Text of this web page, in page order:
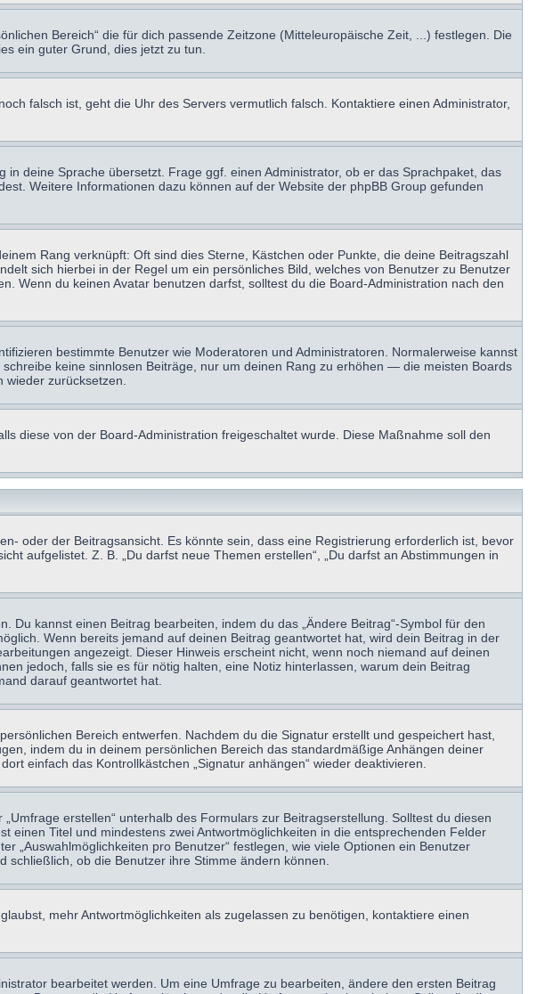
Bereich“ die für dich passende Zeitzone (Mitteleuropäische Zeit, ...) festlegen. Die
ein guter Grund, dies jetzt zu tun.
falsch ist, geht die Uhr des Servers vermutlich falsch. Kontaktiere einen Administrator,
deine Sprache übersetzt. Frage ggf. einen Administrator, ob er das Sprachpaket, das
Weitere Informationen dazu können auf der Website der phpBB Group gefunden
Rang verknüpft: Oft sind dies Sterne, Kästchen oder Punkte, die deine Beitragszahl
sich hierbei in der Regel um ein persönliches Bild, welches von Benutzer zu Benutzer
Wenn du keinen Avatar benutzen darfst, solltest du die Board-Administration nach den
bestimmte Benutzer wie Moderatoren und Administratoren. Normalerweise kannst
keine sinnlosen Beiträge, nur um deinen Rang zu erhöhen — die meisten Boards
zurücksetzen.
diese von der Board-Administration freigeschaltet wurde. Diese Maßnahme soll den
oder der Beitragsansicht. Es könnte sein, dass eine Registrierung erforderlich ist, bevor
aufgelistet. Z. B. „Du darfst neue Themen erstellen“, „Du darfst an Abstimmungen in
kannst einen Beitrag bearbeiten, indem du das „Ändere Beitrag“-Symbol für den
Wenn bereits jemand auf deinen Beitrag geantwortet hat, wird dein Beitrag in der
angezeigt. Dieser Hinweis erscheint nicht, wenn noch niemand auf deinen
jedoch, falls sie es für nötig halten, eine Notiz hinterlassen, warum dein Beitrag
darauf geantwortet hat.
Bereich entwerfen. Nachdem du die Signatur erstellt und gespeichert hast,
indem du in deinem persönlichen Bereich das standardmäßige Anhängen deiner
einfach das Kontrollkästchen „Signatur anhängen“ wieder deaktivieren.
erstellen“ unterhalb des Formulars zur Beitragserstellung. Solltest du diesen
einen Titel und mindestens zwei Antwortmöglichkeiten in die entsprechenden Felder
„Auswahlmöglichkeiten pro Benutzer“ festlegen, wie viele Optionen ein Benutzer
ob die Benutzer ihre Stimme ändern können.
mehr Antwortmöglichkeiten als zugelassen zu benötigen, kontaktiere einen
bearbeitet werden. Um eine Umfrage zu bearbeiten, ändere den ersten Beitrag